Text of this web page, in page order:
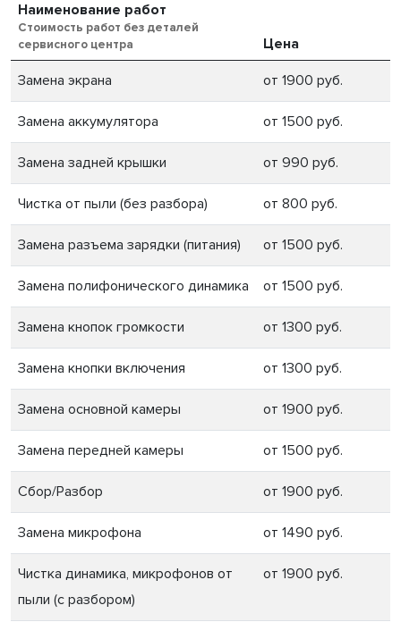
Наименование работ
Стоимость работ без деталей
сервисного центра
Цена
Замена экрана от 1900 руб.
Замена аккумулятора от 1500 руб.
Замена задней крышки от 990 руб.
Чистка от пыли (без разбора) от 800 руб.
Замена разъема зарядки (питания) от 1500 руб.
Замена полифонического динамика от 1500 руб.
Замена кнопок громкости от 1300 руб.
Замена кнопки включения от 1300 руб.
Замена основной камеры от 1900 руб.
Замена передней камеры от 1500 руб.
Сбор/Разбор от 1900 руб.
Замена микрофона от 1490 руб.
Чистка динамика, микрофонов от
пыли (с разбором)
от 1900 руб.